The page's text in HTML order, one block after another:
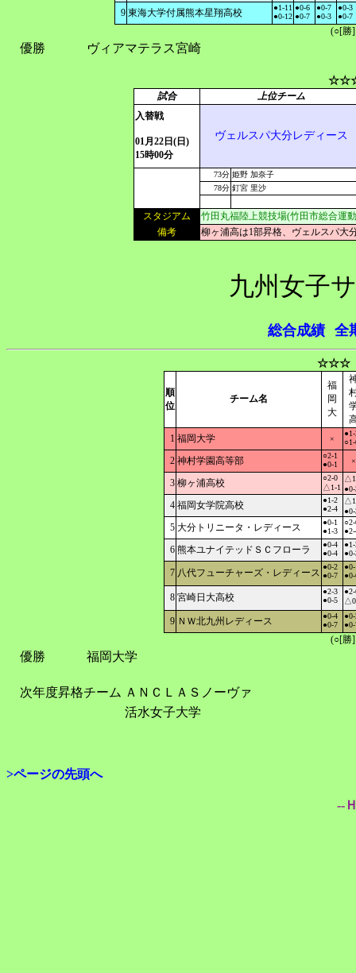
9 東海大学付属熊本星翔高校
●1-11
●0-12
●0-6
●0-7
●0-7
●0-3
●0-3
●0-7
(○[勝
優勝 ヴィアマテラス宮崎
試合
上位チーム
入替戦
01月22日(日)
15時00分
ヴェルスパ大分レディース
73分 姫野 加奈子
78分 釘宮 里沙
スタジアム
竹田丸福陸上競技場(竹田市総合運
備考
柳ヶ浦高は1部昇格、ヴェルスパ大
九州女子
総合成績 全
☆☆☆
順
位
チーム名
福
岡
大
1 福岡大学 ×
●1-
○1-
2 神村学園高等部
○2-1
●0-1
×
3 柳ヶ浦高校
○2-0
△1-1
●0-
4 福岡女学院高校
●1-2
●2-4
●0-
5 大分トリニータ・レディース
●0-1
●1-3
○2-
●2-
6 熊本ユナイテッドＳＣフローラ
●0-4
●0-4
●1-
●0-
7 八代フューチャーズ・レディース
●0-2
●0-7
●0-
●0-
8 宮崎日大高校
●2-3
●0-5
●2-
9 ＮＷ北九州レディース
●0-4
●0-7
●0-
●0-
(○[勝
優勝 福岡大学
次年度昇格チーム ＡＮＣＬＡＳノーヴァ
活水女子大学
>ページの先頭へ
--